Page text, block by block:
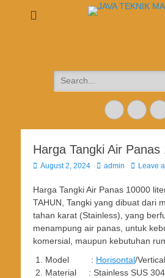
Search
for:
Email
Harga Tangki Air Panas
Posted
August 2, 2024 Author
admin Leave
Harga Tangki Air Panas 10000
TAHUN, Tangki yang dibuat dari
tahan karat (Stainless), yang
menampung air panas, untuk
komersial, maupun kebutuhan
Model : Horisontal/
Material : Stainless SUS